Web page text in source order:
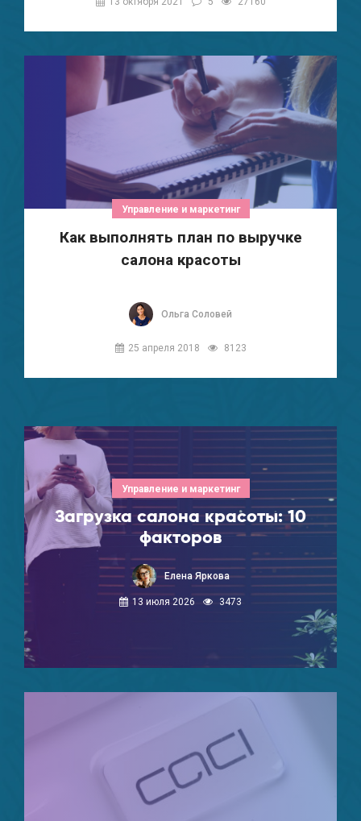
Управление и маркетинг
Как выполнять план по выручке
салона красоты
Ольга Соловей
25 апреля 2018 8123
Управление и маркетинг
Загрузка салона красоты: 10
факторов
Елена Яркова
13 июля 2026 3473